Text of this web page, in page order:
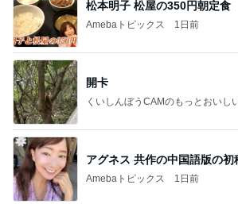
松本明子 松屋の350円朝定食
Amebaトピックス 1日前
開卡
くいしんぼうCAMのもっとおいし
アグネス 共作の中国語版の初
Amebaトピックス 1日前